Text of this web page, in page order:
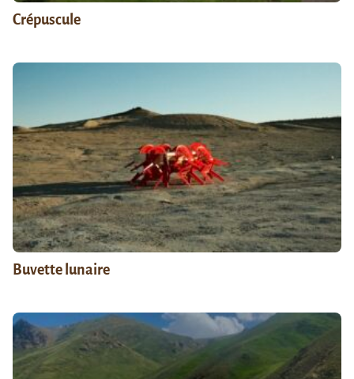
Crépuscule
Buvette lunaire